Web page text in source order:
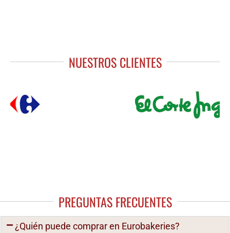
NUESTROS CLIENTES
PREGUNTAS FRECUENTES
¿Quién puede comprar en Eurobakeries?